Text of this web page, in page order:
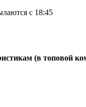
с 18:45
(в топовой